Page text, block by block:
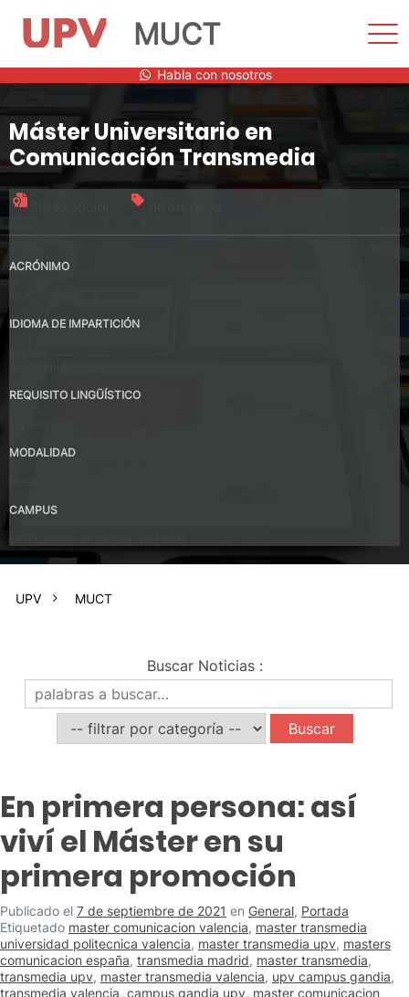
contenido
MUCT
Habla con nosotros
Máster Universitario en
Comunicación Transmedia
ACRÓNIMO
IDIOMA DE IMPARTICIÓN
REQUISITO LINGÜÍSTICO
MODALIDAD
CAMPUS
UPV MUCT
Buscar Noticias:
En primera persona: así
viví el Máster en su
primera promoción
Publicado el 7 de septiembre de 2021 en General, Portada
Etiquetado master comunicacion valencia, master transmedia
universidad politecnica valencia, master transmedia upv, masters
comunicacion españa, transmedia madrid, master transmedia,
transmedia upv, master transmedia valencia, upv campus gandia,
transmedia valencia, campus gandia upv, master comunicacion